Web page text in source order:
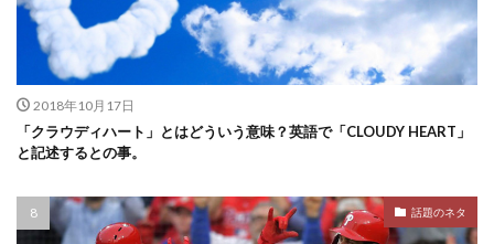
2018年10月17日
「クラウディハート」とはどういう意味？英語で「CLOUDY HEART」
と記述するとの事。
話題のネタ